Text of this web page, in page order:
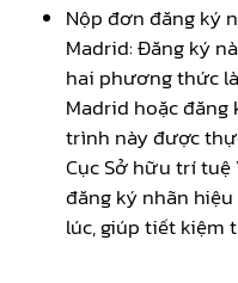
Nộp đơn đăng ký
Madrid: Đăng ký
hai phương thức
Madrid hoặc
trình này được
Cục Sở hữu trí tuệ
đăng ký nhãn
lúc, giúp tiết kiệm